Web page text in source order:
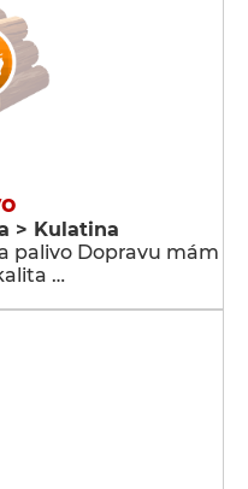
> Kulatina
palivo Dopravu mám
…